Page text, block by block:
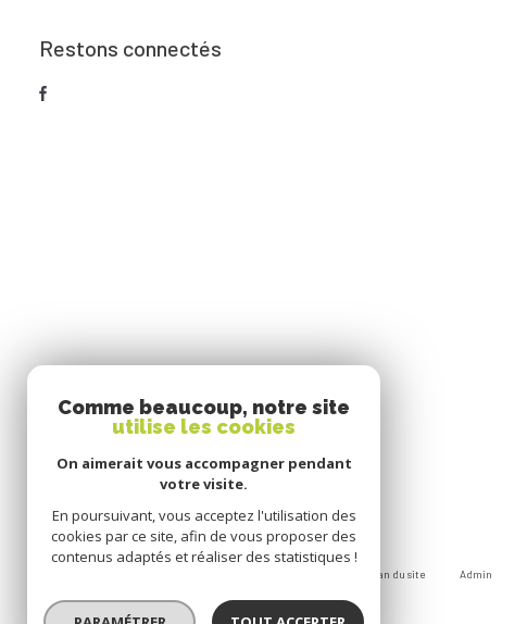
Restons connectés
Plan du site Admin
© 2026 | Tous droits réservés
Comme beaucoup, notre site
utilise les cookies
On aimerait vous accompagner pendant
votre visite.
En poursuivant, vous acceptez l'utilisation des
cookies par ce site, afin de vous proposer des
contenus adaptés et réaliser des statistiques !